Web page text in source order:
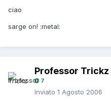
ciao
sarge on! :metal:
Professor Trickz
7
Inviato 1 Agosto 2006